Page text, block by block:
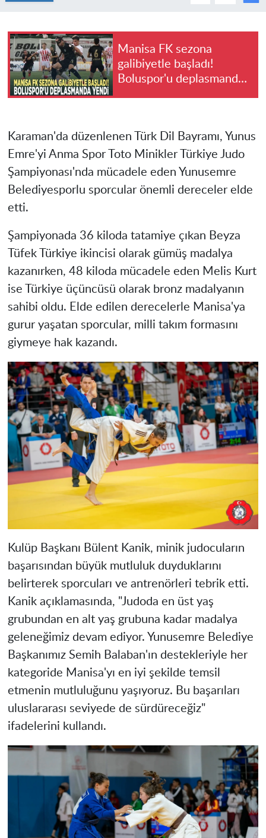
Manisa FK sezona
galibiyetle başladı!
Boluspor'u deplasmanda
Karaman'da düzenlenen Türk Dil Bayramı, Yunus
Emre'yi Anma Spor Toto Minikler Türkiye Judo
Şampiyonası'nda mücadele eden Yunusemre
Belediyesporlu sporcular önemli dereceler elde
etti.
Şampiyonada 36 kiloda tatamiye çıkan Beyza
Tüfek Türkiye ikincisi olarak gümüş madalya
kazanırken, 48 kiloda mücadele eden Melis Kurt
ise Türkiye üçüncüsü olarak bronz madalyanın
sahibi oldu. Elde edilen derecelerle Manisa'ya
gurur yaşatan sporcular, milli takım formasını
giymeye hak kazandı.
Kulüp Başkanı Bülent Kanik, minik judocuların
başarısından büyük mutluluk duyduklarını
belirterek sporcuları ve antrenörleri tebrik etti.
Kanik açıklamasında, "Judoda en üst yaş
grubundan en alt yaş grubuna kadar madalya
geleneğimiz devam ediyor. Yunusemre Belediye
Başkanımız Semih Balaban'ın destekleriyle her
kategoride Manisa'yı en iyi şekilde temsil
etmenin mutluluğunu yaşıyoruz. Bu başarıları
uluslararası seviyede de sürdüreceğiz"
ifadelerini kullandı.